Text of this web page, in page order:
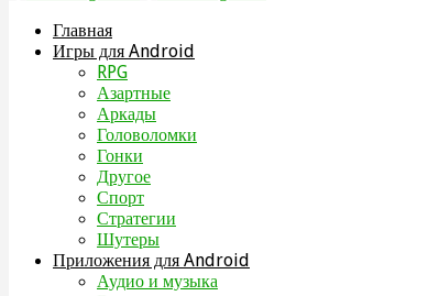
Главная
Игры для Android
RPG
Азартные
Аркады
Головоломки
Гонки
Другое
Спорт
Стратегии
Шутеры
Приложения для Android
Аудио и музыка